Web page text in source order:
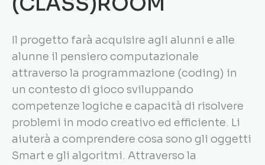
Il progetto farà acquisire agli alunni e alle
alunne il pensiero computazionale
attraverso la programmazione (coding) in
un contesto di gioco sviluppando
competenze logiche e capacità di risolvere
problemi in modo creativo ed efficiente. Li
aiuterà a comprendere cosa sono gli oggetti
Smart e gli algoritmi. Attraverso la